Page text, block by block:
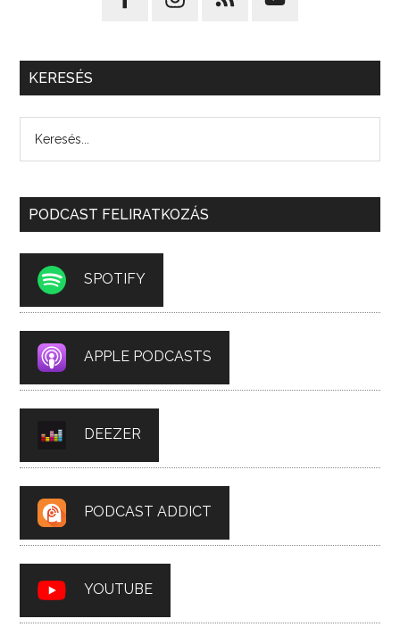
KERESÉS
PODCAST FELIRATKOZÁS
SPOTIFY
APPLE PODCASTS
DEEZER
PODCAST ADDICT
YOUTUBE